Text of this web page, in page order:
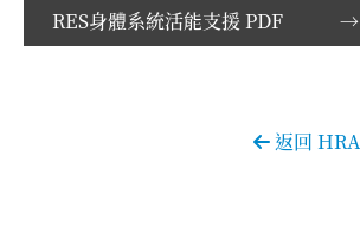
RES身體系統活能支援 PDF →
返回